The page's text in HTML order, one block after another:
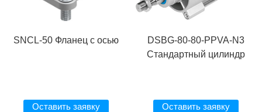
SNCL-50 Фланец с осью
Оставить заявку
DSBG-80-80-PPVA-N3
Стандартный цилиндр
Оставить заявку